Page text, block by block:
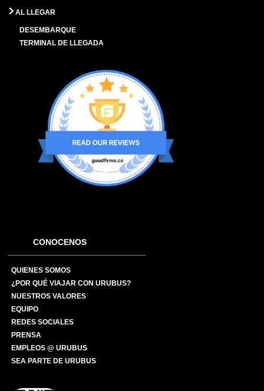
AL LLEGAR
DESEMBARQUE
TERMINAL DE LLEGADA
CONOCENOS
QUIENES SOMOS
¿POR QUÉ VIAJAR CON URUBUS?
NUESTROS VALORES
EQUIPO
REDES SOCIALES
PRENSA
EMPLEOS @ URUBUS
SEA PARTE DE URUBUS